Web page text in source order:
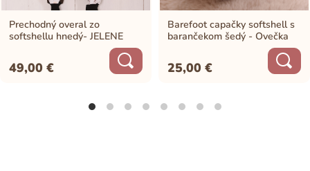
Prechodný overal zo
softshellu hnedý- JELENE
49,00€
Barefoot capačky softshell s
barančekom šedý - Ovečka
25,00€